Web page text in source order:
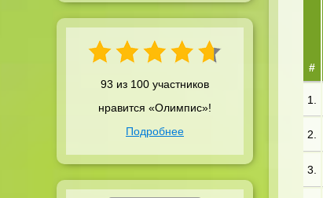
93 из 100 участников
нравится «Олимпис»!
Подробнее
#
1.
2.
3.